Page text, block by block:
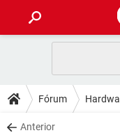
CELULAR
OUTLOOK
DICAS
JOGOS
DOWNLOADS
Fórum
Anterior